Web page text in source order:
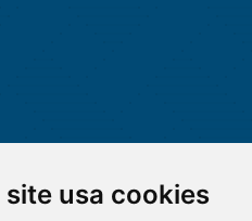
site usa cookies